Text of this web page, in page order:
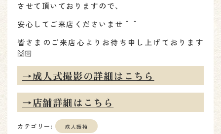
させて頂いておりますので、
安心してご来店くださいませ＾＾
皆さまのご来店心よりお待ち申し上げております
🙌🏻
→成人式撮影の詳細はこちら
→店舗詳細はこちら
カテゴリー: 成人振袖